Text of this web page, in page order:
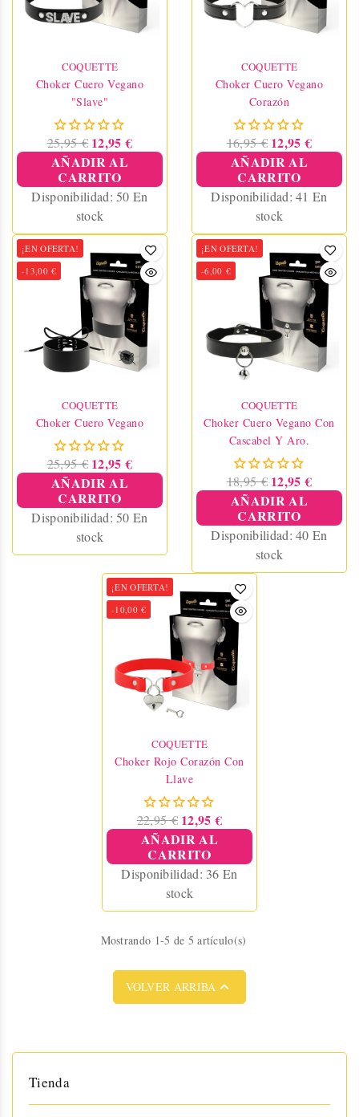
COQUETTE
Choker Cuero Vegano
"slave"
25,95 € 12,95 €
AÑADIR AL
CARRITO
Disponibilidad:50 En
stock
COQUETTE
Choker Cuero Vegano
Corazón
16,95 € 12,95 €
AÑADIR AL
CARRITO
Disponibilidad:41 En
stock
¡EN OFERTA!
-13,00 €
COQUETTE
Choker Cuero Vegano
25,95 € 12,95 €
AÑADIR AL
CARRITO
Disponibilidad:50 En
stock
¡EN OFERTA!
-6,00 €
COQUETTE
Choker Cuero Vegano Con
Cascabel Y Aro.
18,95 € 12,95 €
AÑADIR AL
CARRITO
Disponibilidad:40 En
stock
¡EN OFERTA!
-10,00 €
COQUETTE
Choker Rojo Corazón Con
Llave
22,95 € 12,95 €
AÑADIR AL
CARRITO
Disponibilidad: 36 En
stock
Mostrando 1-5 de 5 artículo(s)
VOLVER ARRIBA 
Tienda